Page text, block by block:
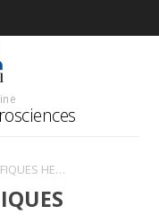
SÉMINAIRES SCIENTIFIQUES HEBDOMADAIRES